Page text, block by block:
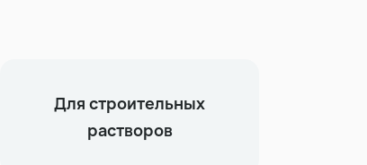
Для строительных
растворов